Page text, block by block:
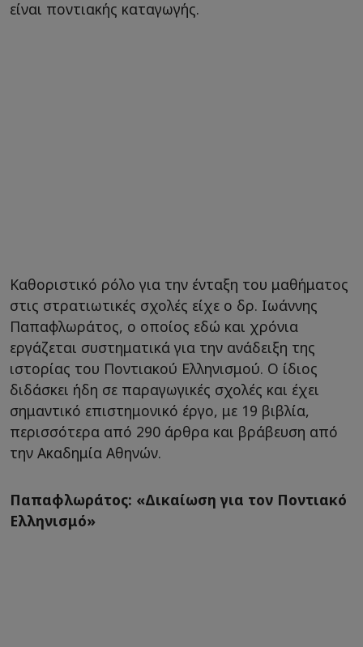
είναι ποντιακής καταγωγής.
Καθοριστικό ρόλο για την ένταξη του μαθήματος
στις στρατιωτικές σχολές είχε ο δρ. Ιωάννης
Παπαφλωράτος, ο οποίος εδώ και χρόνια
εργάζεται συστηματικά για την ανάδειξη της
ιστορίας του Ποντιακού Ελληνισμού. Ο ίδιος
διδάσκει ήδη σε παραγωγικές σχολές και έχει
σημαντικό επιστημονικό έργο, με 19 βιβλία,
περισσότερα από 290 άρθρα και βράβευση από
την Ακαδημία Αθηνών.
Παπαφλωράτος: «Δικαίωση για τον Ποντιακό
Ελληνισμό»